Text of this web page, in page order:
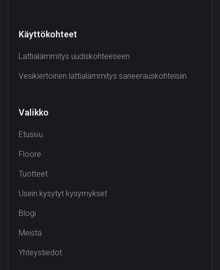
Käyttökohteet
Lattialämmitys uudiskohteeseen
Vesikiertoinen lattialämmitys saneerauskohteisiin
Valikko
Etusivu
Floore
Tuotteet
Usein kysytyt kysymykset
Blogi
Meistä
Yhteystiedot